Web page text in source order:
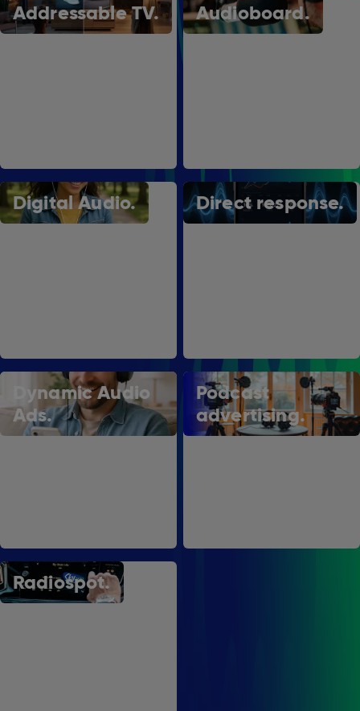
Addressable TV.
Audioboard.
Digital Audio. Direct response.
Dynamic Audio
Ads.
Podcast
advertising.
Radiospot.